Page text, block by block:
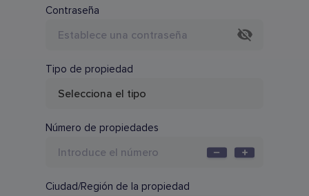
Contraseña
Tipo de propiedad
Número de propiedades
Ciudad/Región de la propiedad